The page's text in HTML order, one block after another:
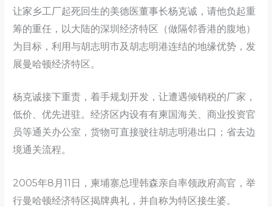
让家乡工厂起死回生的美德医董事长杨克诚，请他负起重
筹的重任，以大陆的深圳经济特区（做隔邻香港的腹地）
为目标，利用与胡志明市及胡志明港连结的地缘优势，发
展曼哈顿经济特区。
杨克诚接下重责，着手规划开发，让遭遇倾销税的厂家，
低价、优先进驻。经济区内设有有柬国海关、商业投资官
员等通关办公室，货物可直接驶往胡志明港出口；省去边
境通关流程。
2005年8月11日，柬埔寨总理韩森亲自率领政府高官，举
行曼哈顿经济特区揭牌典礼，并自称为特区接生婆。